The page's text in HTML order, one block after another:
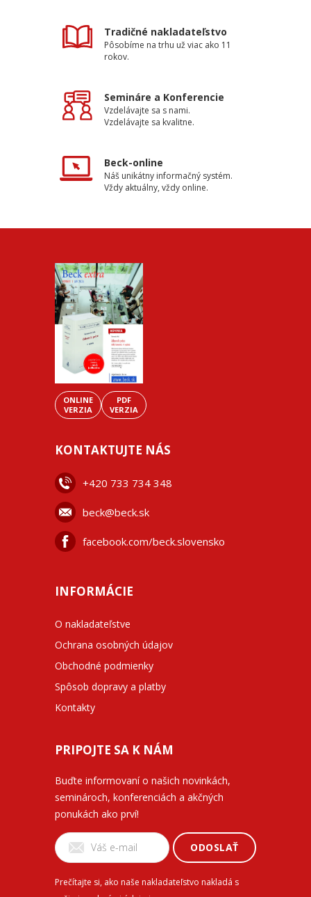
Tradičné nakladateľstvo
Pôsobíme na trhu už viac ako 11
rokov.
Semináre a Konferencie
Vzdelávajte sa s nami.
Vzdelávajte sa kvalitne.
Beck-online
Náš unikátny informačný systém.
Vždy aktuálny, vždy online.
ONLINE
VERZIA
PDF
VERZIA
KONTAKTUJTE NÁS
+420 733 734 348
beck@beck.sk
facebook.com/beck.slovensko
INFORMÁCIE
O nakladateľstve
Ochrana osobných údajov
Obchodné podmienky
Spôsob dopravy a platby
Kontakty
PRIPOJTE SA K NÁM
Buďte informovaní o našich novinkách,
seminároch, konferenciách a akčných
ponukách ako prví!
ODOSLAŤ
Prečítajte si, ako naše nakladateľstvo nakladá s